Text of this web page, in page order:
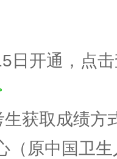
开通，点击
获取成绩方
原中国卫生